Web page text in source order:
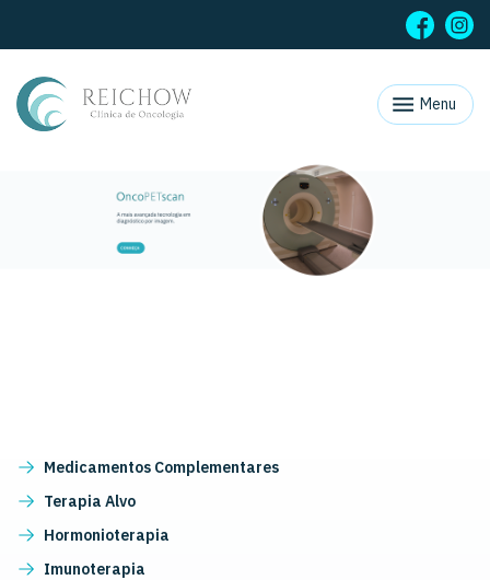
Menu
Medicamentos Complementares
Terapia Alvo
Hormonioterapia
Imunoterapia